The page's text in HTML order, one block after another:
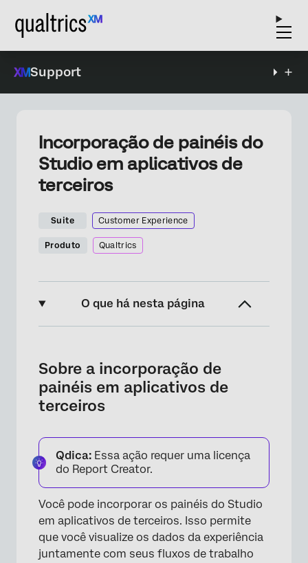
Support
Incorporação de painéis do
Studio em aplicativos de
terceiros
Suite Customer Experience
Produto Qualtrics
O que há nesta página
Etapas a serem concluídas no Studio
Etapas a serem concluídas no aplicativo de
aplicativos de terceiros
Sobre a incorporação de
painéis em aplicativos de
terceiros
Qdica: Essa ação requer uma licença
do Report Creator.
Você pode incorporar os painéis do Studio
em aplicativos de terceiros. Isso permite
que você visualize os dados da experiência
juntamente com seus fluxos de trabalho